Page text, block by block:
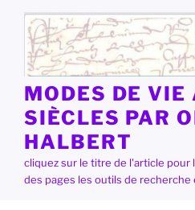
contenu
principal
MODES DE VIE
SIÈCLES PAR
HALBERT
cliquez sur le titre de l'article pour
des pages les outils de